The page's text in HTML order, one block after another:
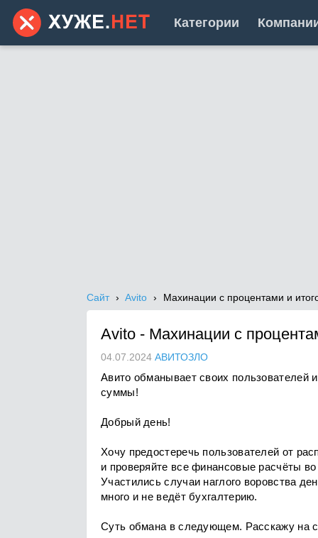
Категории
Сайт Avito Махинации с процентами и
Avito - Махинации с
04.07.2024 АВИТОЗЛО
Авито обманывает своих пользователей
суммы!
Добрый день!
Хочу предостеречь пользователей от
и проверяйте все финансовые расчёты
Участились случаи наглого воровства
много и не ведёт бухгалтерию.
Суть обмана в следующем. Расскажу на